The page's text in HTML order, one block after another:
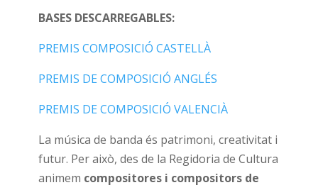
BASES DESCARREGABLES:
PREMIS COMPOSICIÓ CASTELLÀ
PREMIS DE COMPOSICIÓ ANGLÉS
PREMIS DE COMPOSICIÓ VALENCIÀ
La música de banda és patrimoni, creativitat i
futur. Per això, des de la Regidoria de Cultura
animem compositores i compositors de